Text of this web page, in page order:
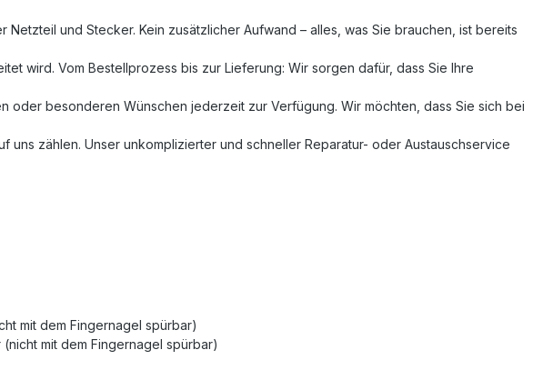
und Stecker. Kein zusätzlicher Aufwand – alles, was Sie brauchen, ist bereits
wird. Vom Bestellprozess bis zur Lieferung: Wir sorgen dafür, dass Sie Ihre
oder besonderen Wünschen jederzeit zur Verfügung. Wir möchten, dass Sie sich bei
uns zählen. Unser unkomplizierter und schneller Reparatur- oder Austauschservice
mit dem Fingernagel spürbar)
mit dem Fingernagel spürbar)